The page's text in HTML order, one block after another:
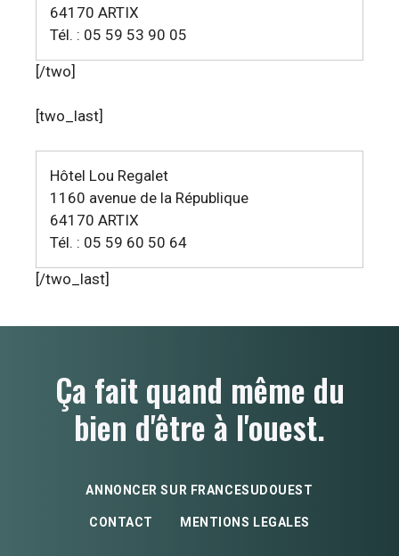
64170 ARTIX
Tél. : 05 59 53 90 05
[/two]
[two_last]
Hôtel Lou Regalet
1160 avenue de la République
64170 ARTIX
Tél. : 05 59 60 50 64
[/two_last]
Ça fait quand même du
bien d'être à l'ouest.
ANNONCER SUR FRANCESUDOUEST
CONTACT MENTIONS LEGALES